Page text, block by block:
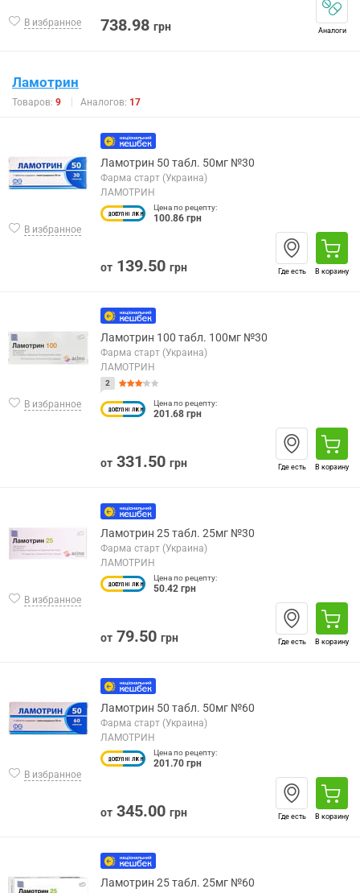
В избранное 738.98 грн Аналоги
Ламотрин
Товаров: 9 Аналогов: 17
В избранное
Ламотрин 50 табл. 50мг №30
Фарма старт (Украина)
ЛАМОТРИН
Цена по рецепту:
100.86 грн
от 139.50 грн Где есть В корзину
В избранное
Ламотрин 100 табл. 100мг №30
Фарма старт (Украина)
ЛАМОТРИН
2
Цена по рецепту:
201.68 грн
от 331.50 грн Где есть В корзину
В избранное
Ламотрин 25 табл. 25мг №30
Фарма старт (Украина)
ЛАМОТРИН
Цена по рецепту:
50.42 грн
от 79.50 грн Где есть В корзину
В избранное
Ламотрин 50 табл. 50мг №60
Фарма старт (Украина)
ЛАМОТРИН
Цена по рецепту:
201.70 грн
от 345.00 грн Где есть В корзину
Ламотрин 25 табл. 25мг №60